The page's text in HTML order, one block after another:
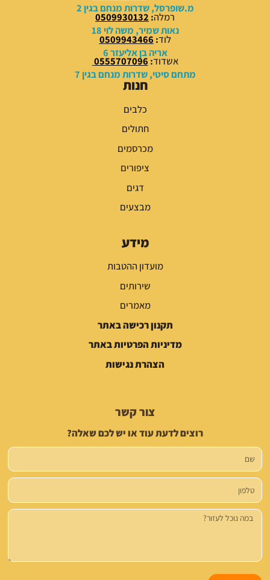
₪
.
₪
.
מ.שופרסל, שדרות מנחם בגין 2
רמלה:
0509930132
נאות שמיר, משה לוי 18
לוד:
0509943466
אריה בן אליעזר 6
אשדוד:
0555707096
מתחם סיטי, שדרות מנחם בגין 7
חנות
כלבים
חתולים
מכרסמים
ציפורים
דגים
מבצעים
מידע
מועדון ההטבות
שירותים
מאמרים
תקנון רכישה באתר
מדיניות הפרטיות באתר
הצהרת נגישות
צור קשר
רוצים לדעת עוד או יש לכם שאלה?
שם
טלפון
הודעה